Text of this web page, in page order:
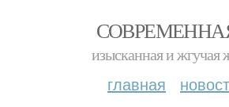
изысканная и жгучая
главная